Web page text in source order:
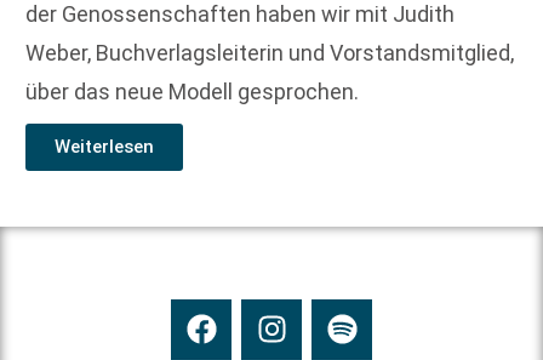
der Genossenschaften haben wir mit Judith
Weber, Buchverlagsleiterin und Vorstandsmitglied,
über das neue Modell gesprochen.
Weiterlesen